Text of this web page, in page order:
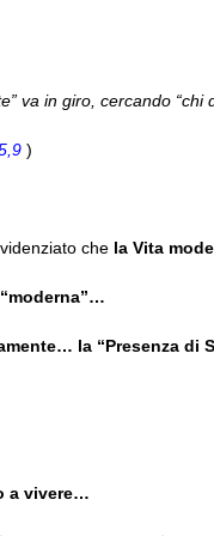
va in giro, cercando “chi
)
che la Vita
la “Presenza di
a vivere…